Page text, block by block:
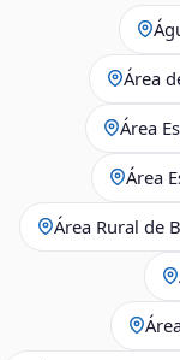
Área
Área
Área
Área Rural de